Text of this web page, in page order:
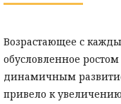
Возрастающее с
обусловленное
динамичным
привело к